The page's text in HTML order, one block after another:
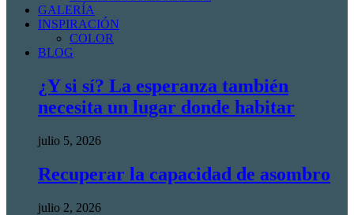
GALERÍA
INSPIRACIÓN
COLOR
BLOG
¿Y si sí? La esperanza también
necesita un lugar donde habitar
julio 5, 2026
Recuperar la capacidad de asombro
julio 2, 2026